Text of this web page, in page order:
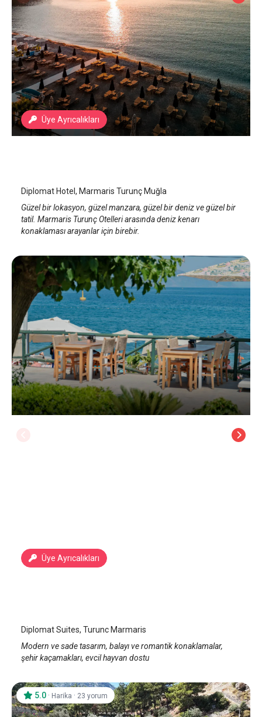
Üye Ayrıcalıkları
Diplomat Hotel, Marmaris Turunç Muğla
Güzel bir lokasyon, güzel manzara, güzel bir deniz ve güzel bir
tatil. Marmaris Turunç Otelleri arasında deniz kenarı
konaklaması arayanlar için birebir.
Üye Ayrıcalıkları
Diplomat Suites, Turunc Marmaris
Modern ve sade tasarım, balayı ve romantik konaklamalar,
şehir kaçamakları, evcil hayvan dostu
5.0 · Harika · 23 yorum